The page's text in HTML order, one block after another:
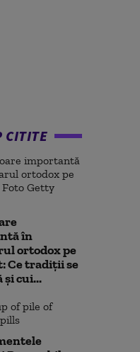
CITITE
în
ortodox pe
Ce tradiții se
și cui...